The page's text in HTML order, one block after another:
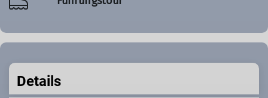
Details